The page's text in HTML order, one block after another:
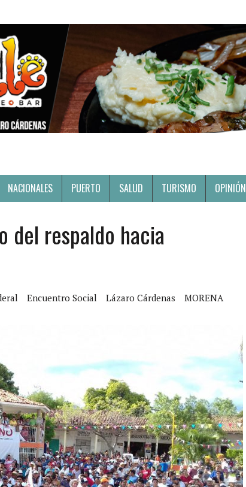
NACIONALES PUERTO SALUD TURISMO OPINIÓN
del respaldo hacia
Encuentro Social Lázaro Cárdenas
MORENA